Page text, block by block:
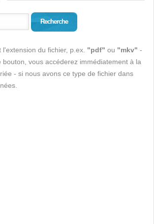
Recherche
du fichier, p.ex. "pdf" ou "mkv" -
bouton, vous accéderez immédiatement à la
- si nous avons ce type de fichier dans